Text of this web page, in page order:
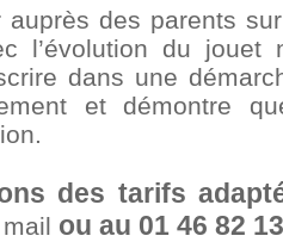
auprès des parents
l’évolution du jouet
dans une
et démontre
des tarifs
mail ou au 01 46 82